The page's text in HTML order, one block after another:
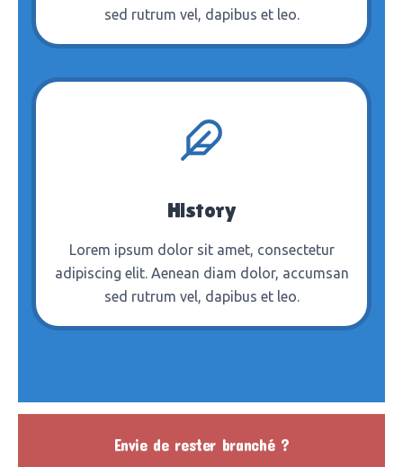
sed rutrum vel, dapibus et leo.
History
Lorem ipsum dolor sit amet, consectetur
adipiscing elit. Aenean diam dolor, accumsan
sed rutrum vel, dapibus et leo.
Envie de rester branché ?